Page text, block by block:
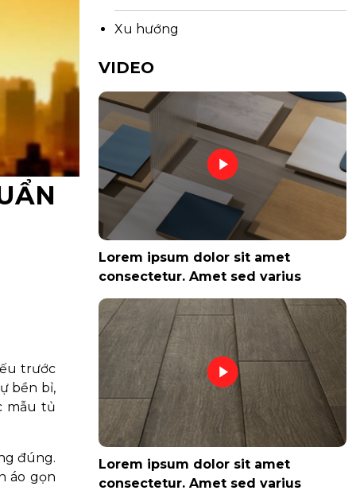
trước
bền bỉ,
mẫu tủ
đúng.
áo gọn
Xu hướng
VIDEO
Lorem ipsum dolor sit amet
consectetur. Amet sed varius
Lorem ipsum dolor sit amet
consectetur. Amet sed varius